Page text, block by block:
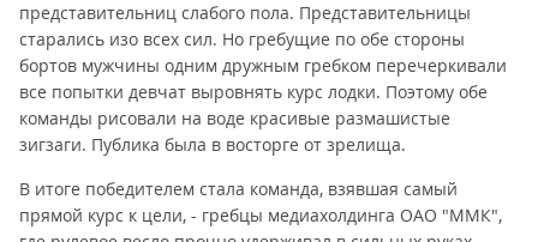
представительниц слабого пола. Представительницы
старались изо всех сил. Но гребущие по обе стороны
бортов мужчины одним дружным гребком перечеркивали
все попытки девчат выровнять курс лодки. Поэтому обе
команды рисовали на воде красивые размашистые
зигзаги. Публика была в восторге от зрелища.
В итоге победителем стала команда, взявшая самый
прямой курс к цели, - гребцы медиахолдинга ОАО "ММК",